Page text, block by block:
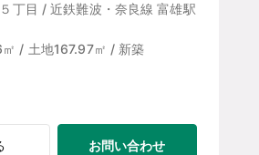
丁目 / 近鉄難波・奈良線 富雄駅
/ 土地167.97㎡ / 新築
お問い合わせ